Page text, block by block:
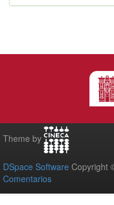
Theme by
DSpace Software Copyright
Comentarios